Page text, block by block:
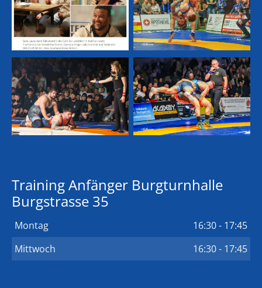
Training Anfänger Burgturnhalle
Burgstrasse 35
Montag
16:30 - 17:45
Mittwoch
16:30 - 17:45